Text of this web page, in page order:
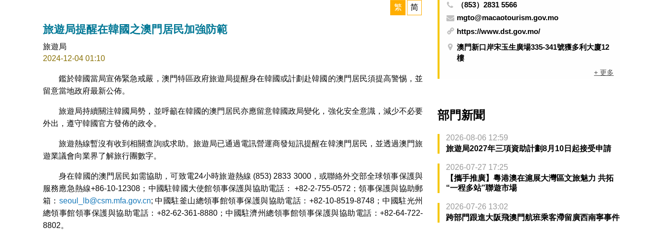
繁 简
旅遊局提醒在韓國之澳門居民加強防範
旅遊局
2024-12-04 01:10
鑑於韓國當局宣佈緊急戒嚴，澳門特區政府旅遊局提醒身在韓國或計劃赴韓國的澳門居民須提高警惕，並
留意當地政府最新公佈。
旅遊局持續關注韓國局勢，並呼籲在韓國的澳門居民亦應留意韓國政局變化，強化安全意識，減少不必要
外出，遵守韓國官方發佈的政令。
旅遊熱線暫沒有收到相關查詢或求助。旅遊局已通過電訊營運商發短訊提醒在韓澳門居民，並透過澳門旅
遊業議會向業界了解旅行團數字。
身在韓國的澳門居民如需協助，可致電24小時旅遊熱線 (853) 2833 3000，或聯絡外交部全球領事保護與
服務應急熱線+86-10-12308；中國駐韓國大使館領事保護與協助電話： +82-2-755-0572；領事保護與協助郵
箱： seoul_lb@csm.mfa.gov.cn; 中國駐釜山總領事館領事保護與協助電話：+82-10-8519-8748；中國駐光州
總領事館領事保護與協助電話：+82-62-361-8880；中國駐濟州總領事館領事保護與協助電話：+82-64-722-
8802。
（853）2831 5566
mgto@macaotourism.gov.mo
https://www.dst.gov.mo/
澳門新口岸宋玉生廣場335-341號獲多利大廈12
樓
+ 更多
部門新聞
2026-08-06 12:59
旅遊局2027年三項資助計劃8月10日起接受申請
2026-07-27 17:25
【攜手推廣】粵港澳在滬展大灣區文旅魅力 共拓
“一程多站”聯遊市場
2026-07-26 13:02
跨部門跟進大阪飛澳門航班乘客滯留廣西南寧事件